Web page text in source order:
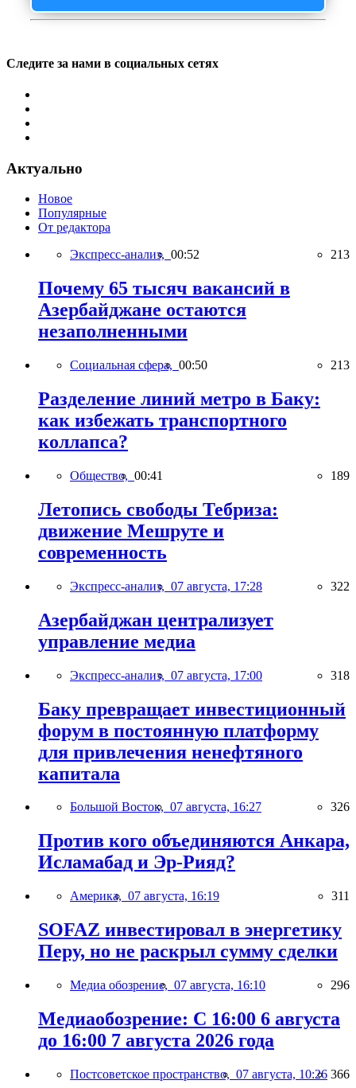
Следите за нами в социальных сетях
Актуально
Новое
Популярные
От редактора
Экспресс-анализ, 00:52 213
Почему 65 тысяч вакансий в
Азербайджане остаются
незаполненными
Социальная сфера, 00:50 213
Разделение линий метро в Баку:
как избежать транспортного
коллапса?
Общество, 00:41 189
Летопись свободы Тебриза:
движение Мешруте и
современность
Экспресс-анализ, 07 августа, 17:28 322
Азербайджан централизует
управление медиа
Экспресс-анализ, 07 августа, 17:00 318
Баку превращает инвестиционный
форум в постоянную платформу
для привлечения ненефтяного
капитала
Большой Восток, 07 августа, 16:27 326
Против кого объединяются Анкара,
Исламабад и Эр-Рияд?
Америка, 07 августа, 16:19 311
SOFAZ инвестировал в энергетику
Перу, но не раскрыл сумму сделки
Медиа обозрение, 07 августа, 16:10 296
Медиаобозрение: С 16:00 6 августа
до 16:00 7 августа 2026 года
Постсоветское пространство, 07 августа, 10:26 366